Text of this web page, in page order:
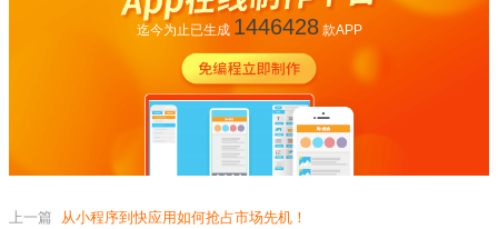
迄今为止已生成 1446428款APP
上一篇
从小程序到快应用如何抢占市场先机！